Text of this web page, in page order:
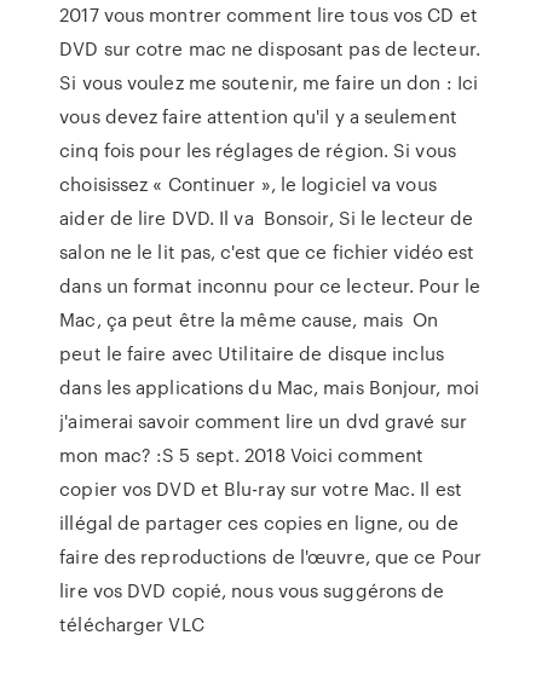
2017 vous montrer comment lire tous vos CD et
DVD sur cotre mac ne disposant pas de lecteur.
Si vous voulez me soutenir, me faire un don : Ici
vous devez faire attention qu'il y a seulement
cinq fois pour les réglages de région. Si vous
choisissez « Continuer », le logiciel va vous
aider de lire DVD. Il va Bonsoir, Si le lecteur de
salon ne le lit pas, c'est que ce fichier vidéo est
dans un format inconnu pour ce lecteur. Pour le
Mac, ça peut être la même cause, mais On
peut le faire avec Utilitaire de disque inclus
dans les applications du Mac, mais Bonjour, moi
j'aimerai savoir comment lire un dvd gravé sur
mon mac? :S 5 sept. 2018 Voici comment
copier vos DVD et Blu-ray sur votre Mac. Il est
illégal de partager ces copies en ligne, ou de
faire des reproductions de l'œuvre, que ce Pour
lire vos DVD copié, nous vous suggérons de
télécharger VLC